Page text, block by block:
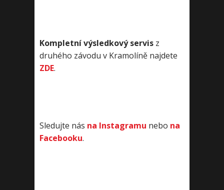
Kompletní výsledkový servis z
druhého závodu v Kramolíně najdete
ZDE.
Sledujte nás na Instagramu nebo na
Facebooku.